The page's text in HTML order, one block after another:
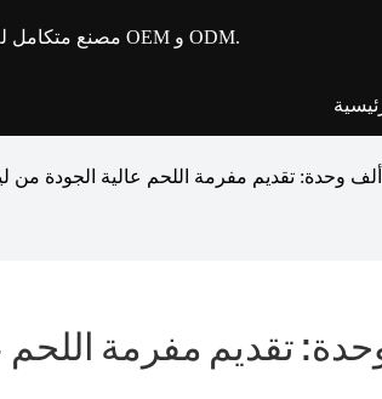
- مصنع متكامل للأجهزة الصغيرة للمطبخ مع خدمة OEM و ODM.
إلى 300 ألف وحدة: تقديم